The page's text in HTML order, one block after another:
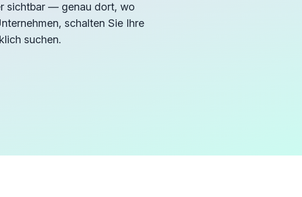
sichtbar — genau dort, wo
schalten Sie Ihre
suchen.